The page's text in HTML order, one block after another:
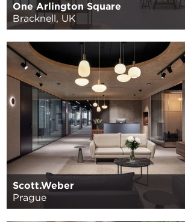
One Arlington Square
Bracknell, UK
Scott.Weber
Prague